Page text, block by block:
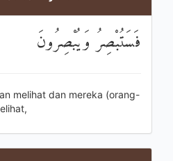
فَسَتُبْصِرُ وَيُبْصِرُونَ
melihat dan mereka (orang-